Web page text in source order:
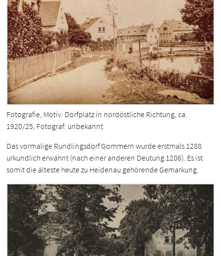
Fotografie, Motiv: Dorfplatz in nordöstliche Richtung, ca.
1920/25, Fotograf: unbekannt
Das vormalige Rundlingsdorf Gommern wurde erstmals 1288
urkundlich erwähnt (nach einer anderen Deutung 1206). Es ist
somit die älteste heute zu Heidenau gehörende Gemarkung.